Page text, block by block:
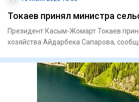
Токаев принял министра
Президент Касым-Жомарт Токаев
хозяйства Айдарбека Сапарова,